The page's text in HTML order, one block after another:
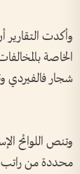
وأكدت التقارير
الخاصة
شجار فالفيردي
وتنص اللوائح